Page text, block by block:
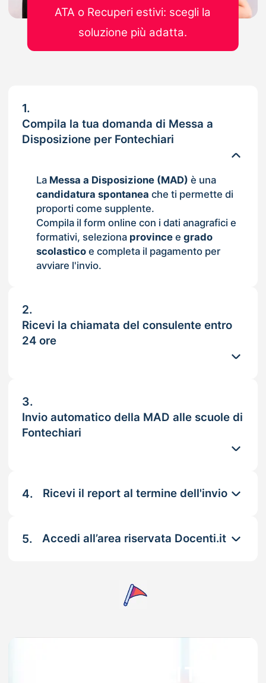
1.
Compila la tua domanda di Messa a
Disposizione per Fontechiari
La Messa a Disposizione (MAD) è una
candidatura spontanea che ti permette di
proporti come supplente.
Compila il form online con i dati anagrafici e
formativi, seleziona provincee grado
scolasticoe completa il pagamento per
avviare l'invio.
2.
Ricevi la chiamata del consulente entro
24 ore
3.
Invio automatico della MAD alle scuole di
Fontechiari
4. Ricevi il report al termine dell'invio
5. Accedi all’area riservata Docenti.it
ATA o Recuperi estivi: scegli la
soluzione più adatta.